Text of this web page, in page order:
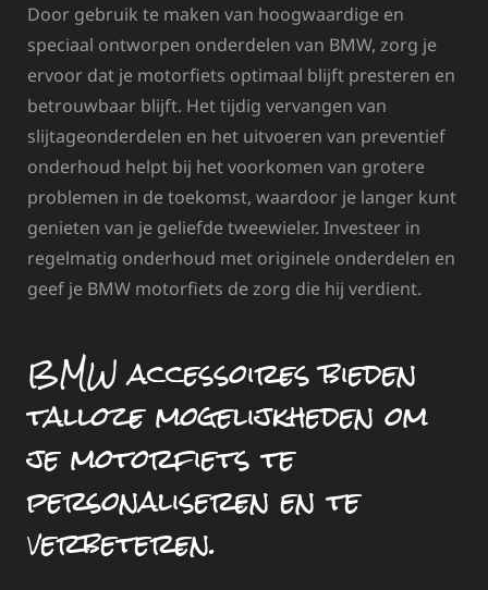
Door gebruik te maken van hoogwaardige en
speciaal ontworpen onderdelen van BMW, zorg je
ervoor dat je motorfiets optimaal blijft presteren en
betrouwbaar blijft. Het tijdig vervangen van
slijtageonderdelen en het uitvoeren van preventief
onderhoud helpt bij het voorkomen van grotere
problemen in de toekomst, waardoor je langer kunt
genieten van je geliefde tweewieler. Investeer in
regelmatig onderhoud met originele onderdelen en
geef je BMW motorfiets de zorg die hij verdient.
BMW accessoires bieden
talloze mogelijkheden om
je motorfiets te
personaliseren en te
verbeteren.